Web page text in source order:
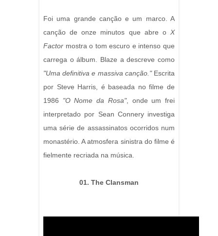
Foi uma grande canção e um marco. A
canção de onze minutos que abre o X
Factor mostra o tom escuro e intenso que
carrega o álbum. Blaze a descreve como
"Uma definitiva e massiva canção."Escrita
por Steve Harris, é baseada no filme de
1986 "O Nome da Rosa", onde um frei
interpretado por Sean Connery investiga
uma série de assassinatos ocorridos num
monastério. A atmosfera sinistra do filme é
fielmente recriada na música.
01. The Clansman